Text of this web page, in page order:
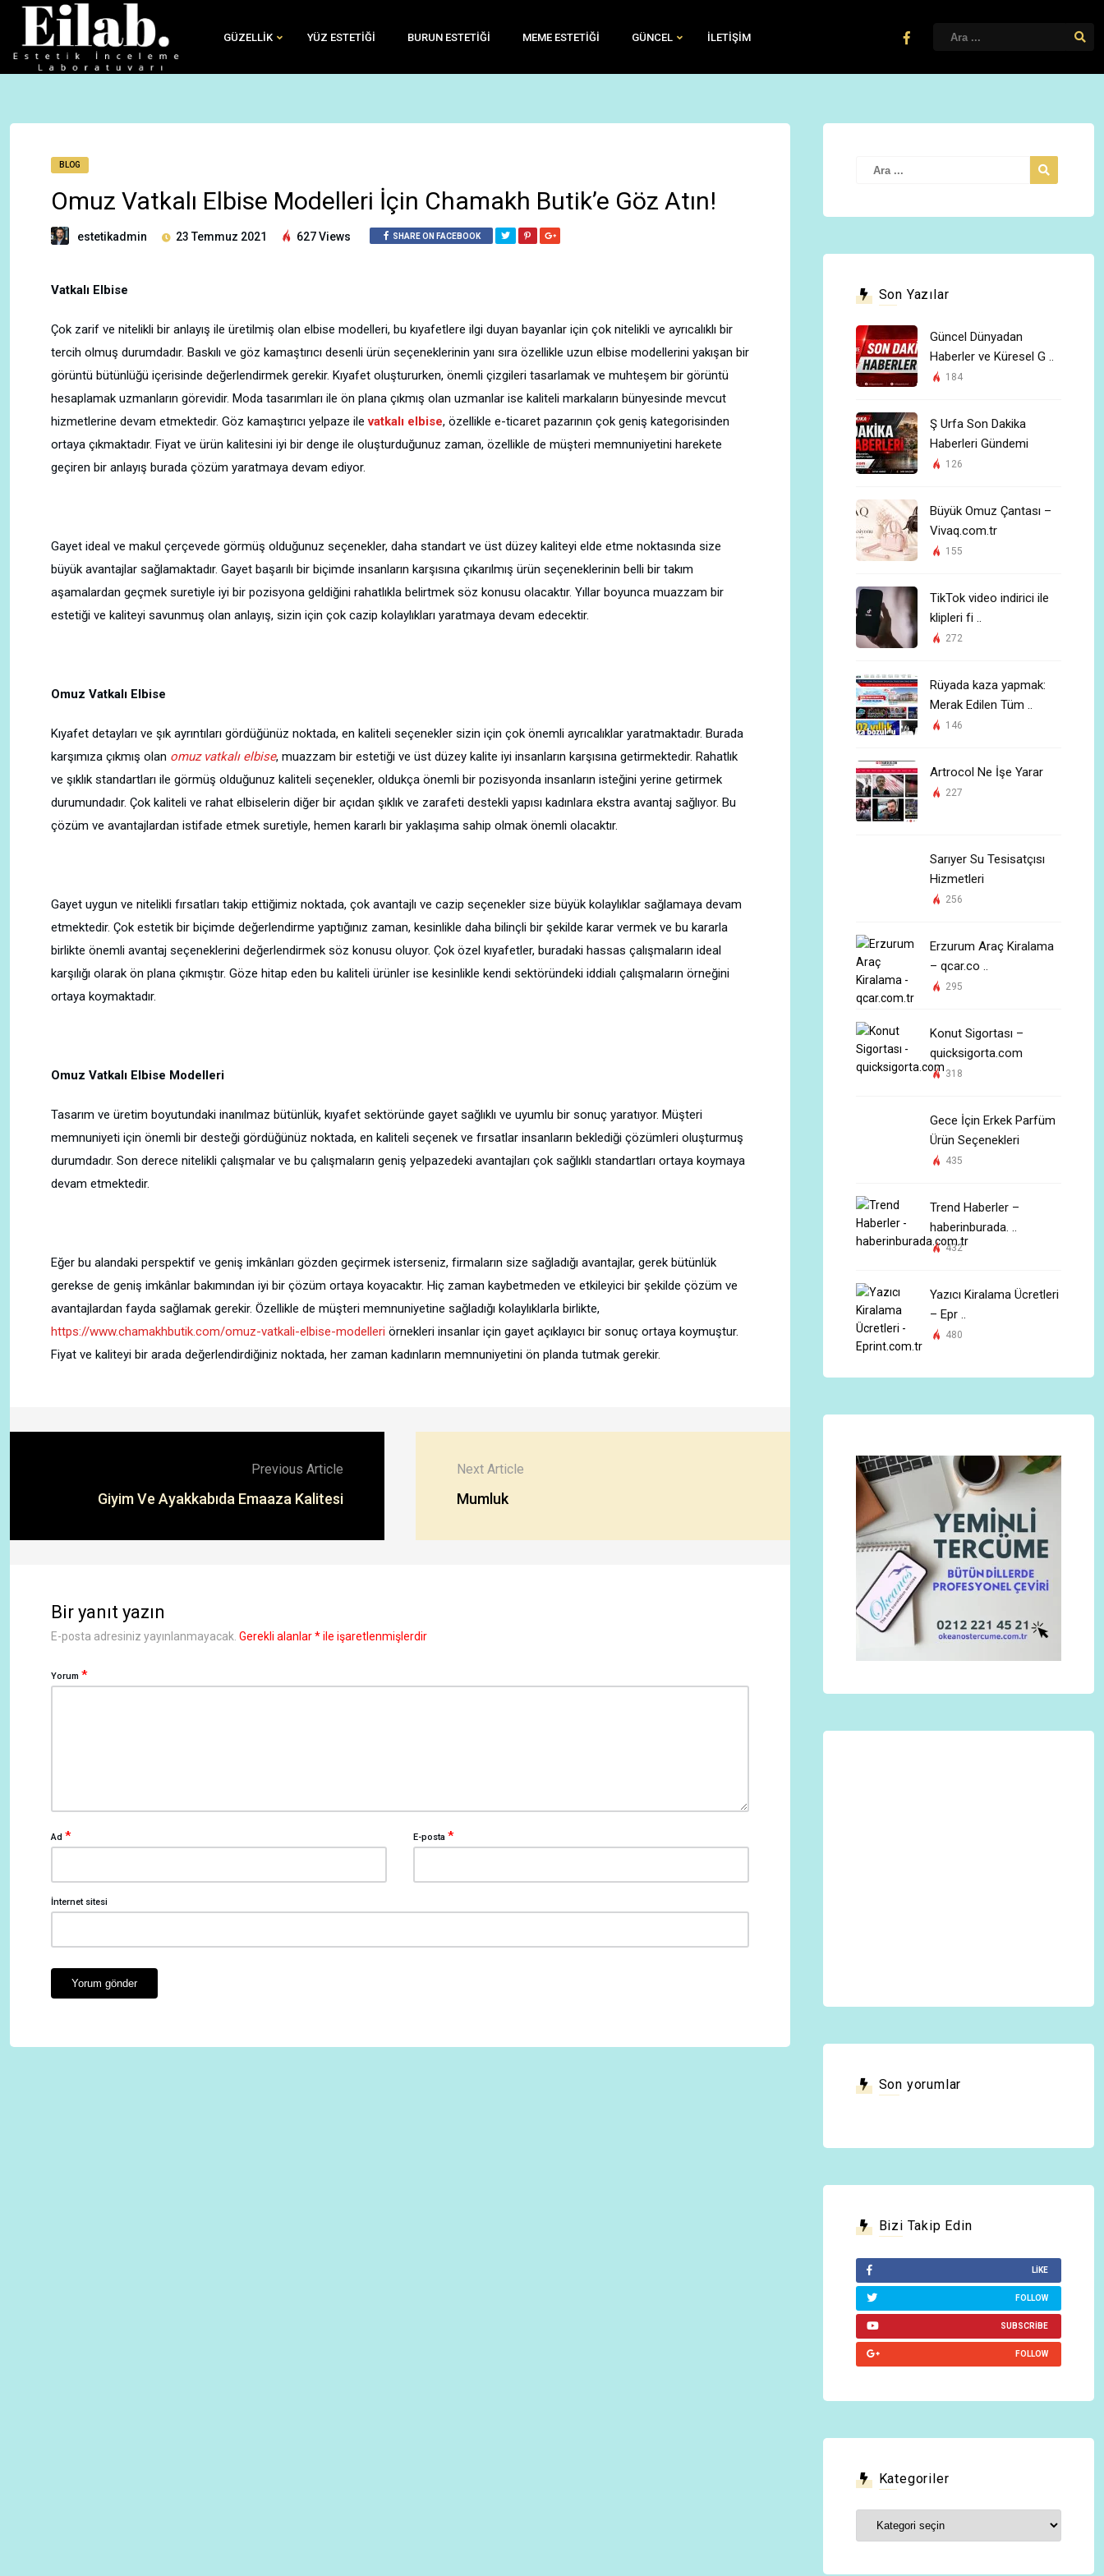
GÜZELLIK YÜZ ESTETIĞI BURUN ESTETIĞI MEME ESTETIĞI GÜNCEL İLETIŞIM
BLOG
Omuz Vatkalı Elbise Modelleri İçin Chamakh Butik’e Göz Atın!
estetikadmin 23 Temmuz 2021 627 Views SHARE ON FACEBOOK
Vatkalı Elbise
Çok zarif ve nitelikli bir anlayış ile üretilmiş olan elbise modelleri, bu kıyafetlere ilgi duyan bayanlar için çok nitelikli ve ayrıcalıklı bir
tercih olmuş durumdadır. Baskılı ve göz kamaştırıcı desenli ürün seçeneklerinin yanı sıra özellikle uzun elbise modellerini yakışan bir
görüntü bütünlüğü içerisinde değerlendirmek gerekir. Kıyafet oluştururken, önemli çizgileri tasarlamak ve muhteşem bir görüntü
hesaplamak uzmanların görevidir. Moda tasarımları ile ön plana çıkmış olan uzmanlar ise kaliteli markaların bünyesinde mevcut
hizmetlerine devam etmektedir. Göz kamaştırıcı yelpaze ilevatkalı elbise, özellikle e-ticaret pazarının çok geniş kategorisinden
ortaya çıkmaktadır. Fiyat ve ürün kalitesini iyi bir denge ile oluşturduğunuz zaman, özellikle de müşteri memnuniyetini harekete
geçiren bir anlayış burada çözüm yaratmaya devam ediyor.
Gayet ideal ve makul çerçevede görmüş olduğunuz seçenekler, daha standart ve üst düzey kaliteyi elde etme noktasında size
büyük avantajlar sağlamaktadır. Gayet başarılı bir biçimde insanların karşısına çıkarılmış ürün seçeneklerinin belli bir takım
aşamalardan geçmek suretiyle iyi bir pozisyona geldiğini rahatlıkla belirtmek söz konusu olacaktır. Yıllar boyunca muazzam bir
estetiği ve kaliteyi savunmuş olan anlayış, sizin için çok cazip kolaylıkları yaratmaya devam edecektir.
Omuz Vatkalı Elbise
Kıyafet detayları ve şık ayrıntıları gördüğünüz noktada, en kaliteli seçenekler sizin için çok önemli ayrıcalıklar yaratmaktadır. Burada
karşımıza çıkmış olan omuz vatkalı elbise, muazzam bir estetiği ve üst düzey kalite iyi insanların karşısına getirmektedir. Rahatlık
ve şıklık standartları ile görmüş olduğunuz kaliteli seçenekler, oldukça önemli bir pozisyonda insanların isteğini yerine getirmek
durumundadır. Çok kaliteli ve rahat elbiselerin diğer bir açıdan şıklık ve zarafeti destekli yapısı kadınlara ekstra avantaj sağlıyor. Bu
çözüm ve avantajlardan istifade etmek suretiyle, hemen kararlı bir yaklaşıma sahip olmak önemli olacaktır.
Gayet uygun ve nitelikli fırsatları takip ettiğimiz noktada, çok avantajlı ve cazip seçenekler size büyük kolaylıklar sağlamaya devam
etmektedir. Çok estetik bir biçimde değerlendirme yaptığınız zaman, kesinlikle daha bilinçli bir şekilde karar vermek ve bu kararla
birlikte önemli avantaj seçeneklerini değerlendirmek söz konusu oluyor. Çok özel kıyafetler, buradaki hassas çalışmaların ideal
karşılığı olarak ön plana çıkmıştır. Göze hitap eden bu kaliteli ürünler ise kesinlikle kendi sektöründeki iddialı çalışmaların örneğini
ortaya koymaktadır.
Omuz Vatkalı Elbise Modelleri
Tasarım ve üretim boyutundaki inanılmaz bütünlük, kıyafet sektöründe gayet sağlıklı ve uyumlu bir sonuç yaratıyor. Müşteri
memnuniyeti için önemli bir desteği gördüğünüz noktada, en kaliteli seçenek ve fırsatlar insanların beklediği çözümleri oluşturmuş
durumdadır. Son derece nitelikli çalışmalar ve bu çalışmaların geniş yelpazedeki avantajları çok sağlıklı standartları ortaya koymaya
devam etmektedir.
Eğer bu alandaki perspektif ve geniş imkânları gözden geçirmek isterseniz, firmaların size sağladığı avantajlar, gerek bütünlük
gerekse de geniş imkânlar bakımından iyi bir çözüm ortaya koyacaktır. Hiç zaman kaybetmeden ve etkileyici bir şekilde çözüm ve
avantajlardan fayda sağlamak gerekir. Özellikle de müşteri memnuniyetine sağladığı kolaylıklarla birlikte,
https://www.chamakhbutik.com/omuz-vatkali-elbise-modelleri örnekleri insanlar için gayet açıklayıcı bir sonuç ortaya koymuştur.
Fiyat ve kaliteyi bir arada değerlendirdiğiniz noktada, her zaman kadınların memnuniyetini ön planda tutmak gerekir.
Previous Article
Giyim Ve Ayakkabıda Emaaza Kalitesi
Next Article
Mumluk
Bir yanıt yazın
E-posta adresiniz yayınlanmayacak. Gerekli alanlar*ile işaretlenmişlerdir
Yorum *
Ad * E-posta*
İnternet sitesi
Son Yazılar
Güncel Dünyadan
Haberler ve Küresel G ..
184
Ş Urfa Son Dakika
Haberleri Gündemi
126
Büyük Omuz Çantası –
Vivaq.com.tr
155
TikTok video indirici ile
klipleri fi ..
272
Rüyada kaza yapmak:
Merak Edilen Tüm ..
146
Artrocol Ne İşe Yarar
227
Sarıyer Su Tesisatçısı
Hizmetleri
256
Erzurum Araç Kiralama
– qcar.co ..
295
Konut Sigortası –
quicksigorta.com
318
Gece İçin Erkek Parfüm
Ürün Seçenekleri
435
Trend Haberler –
haberinburada. ..
432
Yazıcı Kiralama Ücretleri
– Epr ..
480
Son yorumlar
Bizi Takip Edin
LIKE
FOLLOW
SUBSCRIBE
FOLLOW
Kategoriler